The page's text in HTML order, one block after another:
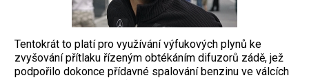
Tentokrát to platí pro využívání výfukových plynů ke
zvyšování přítlaku řízeným obtékáním difuzorů zádě, jež
podpořilo dokonce přídavné spalování benzinu ve válcích